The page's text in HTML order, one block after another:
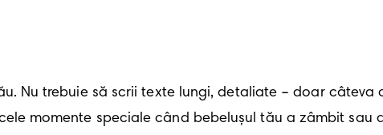
Nu trebuie să scrii texte lungi, detaliate – doar
momente speciale când bebelușul tău a zâmbit sau